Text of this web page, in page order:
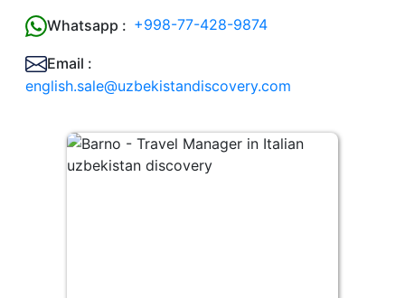
Whatsapp : +998-77-428-9874
Email :
english.sale@uzbekistandiscovery.com